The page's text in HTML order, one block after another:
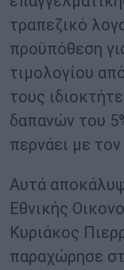
τραπεζικό
προϋπόθεση
τιμολογίου
τους
δαπανών του
περνάει με
Αυτά
Εθνικής
Κυριάκος
παραχώρησε